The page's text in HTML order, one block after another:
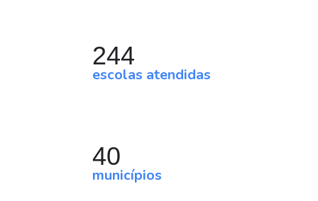
244
escolas atendidas
40
municípios